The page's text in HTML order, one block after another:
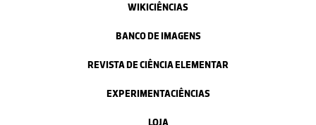
WIKICIÊNCIAS
BANCO DE IMAGENS
REVISTA DE CIÊNCIA ELEMENTAR
EXPERIMENTACIÊNCIAS
LOJA